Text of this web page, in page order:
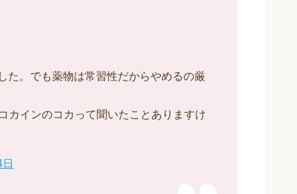
た。でも薬物は常習性だからやめるの厳
カインのコカって聞いたことありますけ